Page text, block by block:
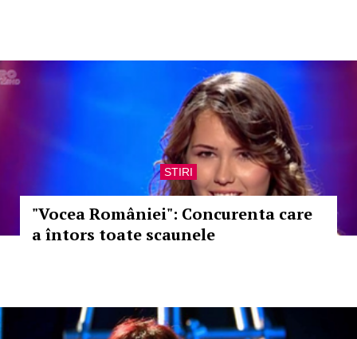
STIRI
"Vocea României": Concurenta care
a întors toate scaunele